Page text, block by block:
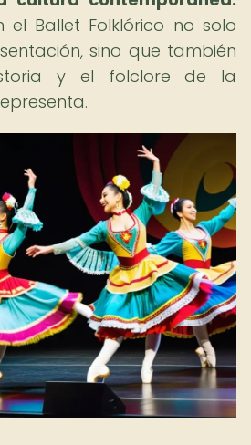
el Ballet Folklórico no solo
sino que también
y el folclore de la